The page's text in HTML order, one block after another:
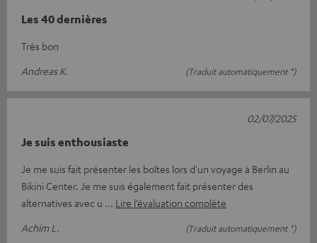
Les 40 dernières
Très bon
Andreas K.
(Traduit automatiquement *)
Je suis enthousiaste
Je me suis fait présenter les boîtes lors d'un voyage à Berlin au
Bikini Center. Je me suis également fait présenter des
alternatives avec u
Lire l’évaluation complète
Achim L.
(Traduit automatiquement *)
02/07/2025